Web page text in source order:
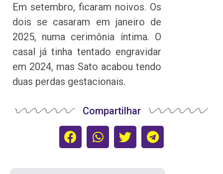
Em setembro, ficaram noivos. Os
dois se casaram em janeiro de
2025, numa cerimônia íntima. O
casal já tinha tentado engravidar
em 2024, mas Sato acabou tendo
duas perdas gestacionais.
Compartilhar